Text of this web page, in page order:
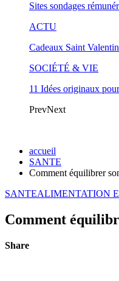
Sites sondages
ACTU
Cadeaux Saint
SOCIÉTÉ & VIE
11 Idées originaux
PrevNext
accueil
SANTE
Comment équilibrer
SANTEALIMENTATION
Comment
Share